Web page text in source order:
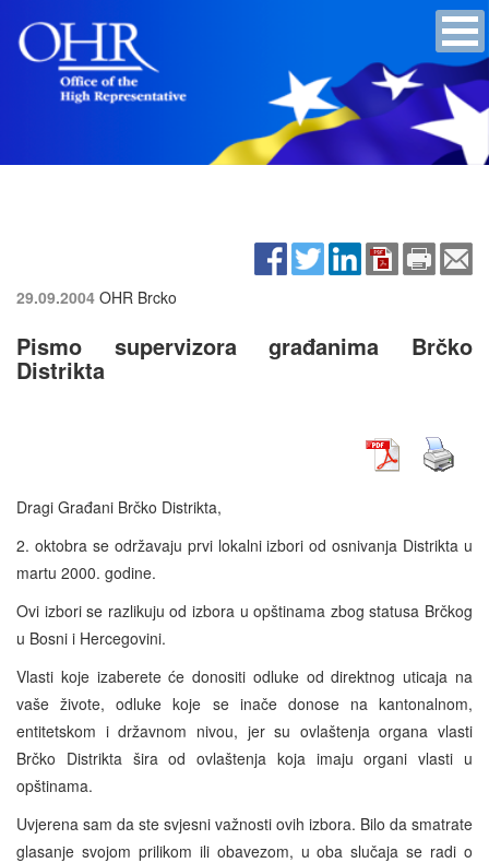
29.09.2004 OHR Brcko
Pismo supervizora građanima Brčko
Distrikta
Dragi Građani Brčko Distrikta,
2. oktobra se održavaju prvi lokalni izbori od osnivanja Distrikta u
martu 2000. godine.
Ovi izbori se razlikuju od izbora u opštinama zbog statusa Brčkog
u Bosni i Hercegovini.
Vlasti koje izaberete će donositi odluke od direktnog uticaja na
vaše živote, odluke koje se inače donose na kantonalnom,
entitetskom i državnom nivou, jer su ovlaštenja organa vlasti
Brčko Distrikta šira od ovlaštenja koja imaju organi vlasti u
opštinama.
Uvjerena sam da ste svjesni važnosti ovih izbora. Bilo da smatrate
glasanje svojom prilikom ili obavezom, u oba slučaja se radi o